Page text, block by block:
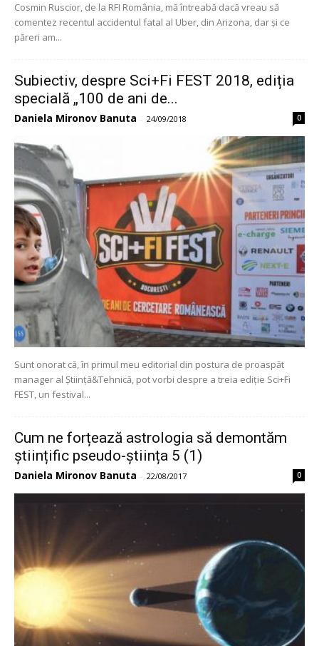
Cosmin Ruscior, de la RFI România, mă întreabă dacă vreau să
comentez recentul accidentul fatal al Uber, din Arizona, dar și ce
păreri am...
Subiectiv, despre Sci+Fi FEST 2018, ediția
specială „100 de ani de...
Daniela Mironov Banuta - 24/09/2018 0
Sunt onorat că, în primul meu editorial din postura de proaspăt
manager al Știință&Tehnică, pot vorbi despre a treia ediție Sci+Fi
FEST, un festival...
Cum ne forțează astrologia să demontăm
științific pseudo-știința 5 (1)
Daniela Mironov Banuta - 22/08/2017 0